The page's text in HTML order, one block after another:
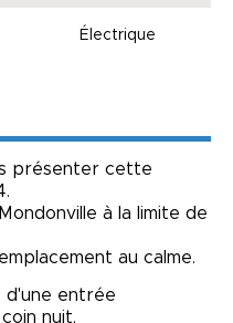
Électrique
présenter cette
à la limite de
au calme.
d'une entrée
nuit.